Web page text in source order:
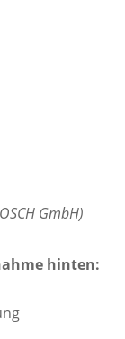
GmbH)
hinten: